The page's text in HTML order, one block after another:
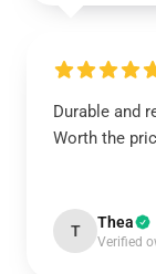
Durable and
Worth the
T Thea
Verified